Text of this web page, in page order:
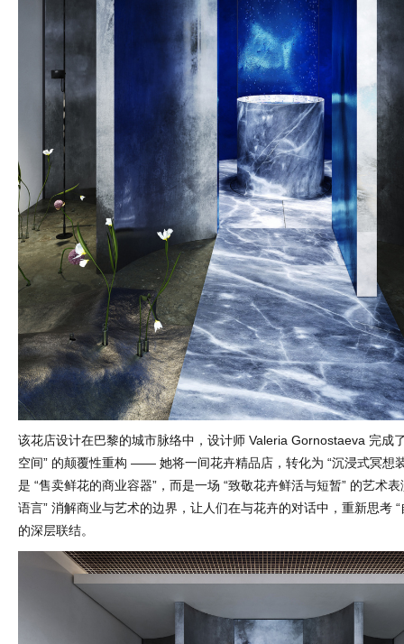
该花店设计在巴黎的城市脉络中，设计师 Valeria Gornostaeva 完成
空间” 的颠覆性重构 —— 她将一间花卉精品店，转化为 “沉浸式冥想
是 “售卖鲜花的商业容器”，而是一场 “致敬花卉鲜活与短暂” 的艺术
语言” 消解商业与艺术的边界，让人们在与花卉的对话中，重新思考
的深层联结。